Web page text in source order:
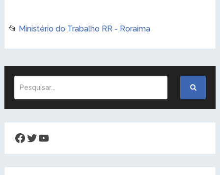
📂 Ministério do Trabalho RR - Roraima
Facebook
Twitter
Youtube